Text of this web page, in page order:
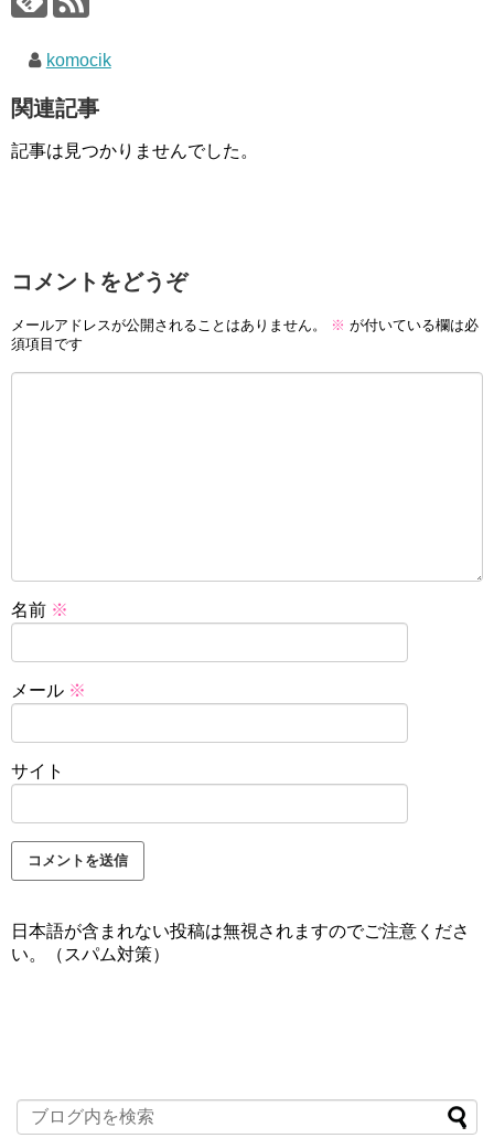
komocik
関連記事
記事は見つかりませんでした。
コメントをどうぞ
メールアドレスが公開されることはありません。 ※ が付いている欄は必
須項目です
名前 ※
メール ※
サイト
日本語が含まれない投稿は無視されますのでご注意くださ
い。（スパム対策）